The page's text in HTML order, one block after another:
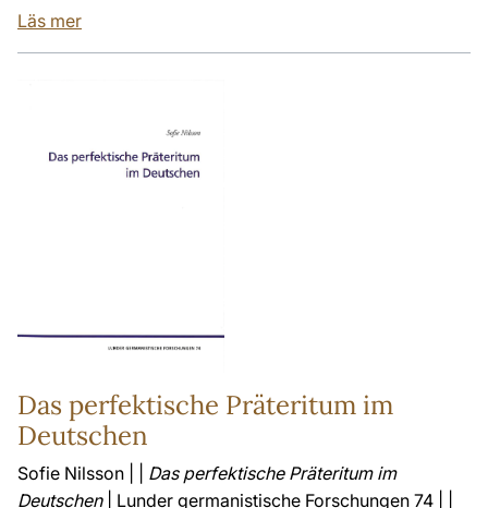
Läs mer
Das perfektische Präteritum im
Deutschen
Sofie Nilsson | | Das perfektische Präteritum im
Deutschen| Lunder germanistische Forschungen 74 | |